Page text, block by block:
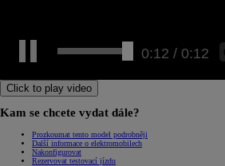
0:12 / 0:12
Click to play video
Kam se chcete vydat dále?
Prozkoumat tento model podrobněji
Další informace o elektromobilech
Nakonfigurovat
Rezervovat testovací jízdu